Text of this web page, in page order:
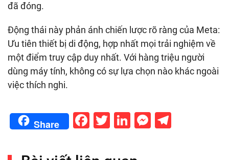
đã đóng.
Động thái này phản ánh chiến lược rõ ràng của Meta:
Ưu tiên thiết bị di động, hợp nhất mọi trải nghiệm về
một điểm truy cập duy nhất. Với hàng triệu người
dùng máy tính, không có sự lựa chọn nào khác ngoài
việc thích nghi.
Share Facebook
Twitter
LinkedIn